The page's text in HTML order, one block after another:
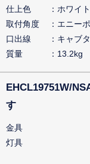
仕上色
ホワイト
取付角度
エニー
口出線
キャブ
質量
13.2kg
EHCL19751W/
す
金具
灯具